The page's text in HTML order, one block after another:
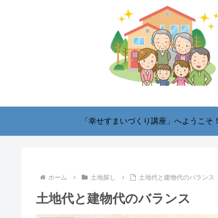
「幸せすまいづくり講座」へようこそ
ホーム 土地探し 土地代と建物代のバランス
土地代と建物代のバランス